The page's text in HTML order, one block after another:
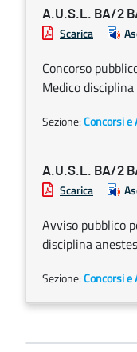
A.U.S.L. BA/2
Scarica
Concorso
Medico
Sezione:Concorsi e
A.U.S.L. BA/2
Scarica
Avviso pubblico
disciplina
Sezione:Concorsi e